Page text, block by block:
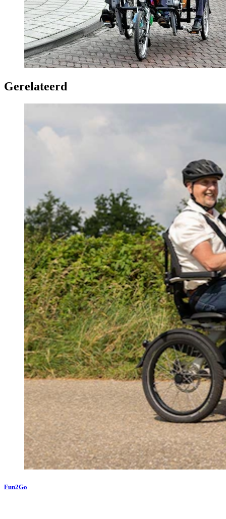
Gerelateerd
Fun2Go